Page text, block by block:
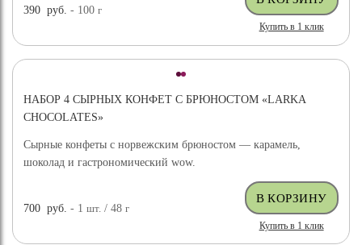
390 руб. - 100г
Купить в 1 клик
НАБОР 4 СЫРНЫХ КОНФЕТ С БРЮНОСТОМ «LARKA
CHOCOLATES»
Сырные конфеты с норвежским брюностом — карамель,
шоколад и гастрономический wow.
700 руб. - 1шт. / 48г
Купить в 1 клик